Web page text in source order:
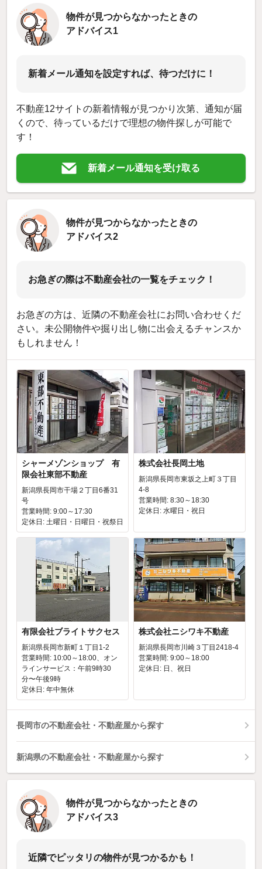
物件が見つからなかったときの
アドバイス1
新着メール通知を設定すれば、待つだけに！
不動産12サイトの新着情報が見つかり次第、通知が届
くので、待っているだけで理想の物件探しが可能で
す！
新着メール通知を受け取る
物件が見つからなかったときの
アドバイス2
お急ぎの際は不動産会社の一覧をチェック！
お急ぎの方は、近隣の不動産会社にお問い合わせくだ
さい。未公開物件や掘り出し物に出会えるチャンスか
もしれません！
シャーメゾンショップ 有
限会社東部不動産
新潟県長岡市干場２丁目6番31
号
営業時間: 9:00～17:30
定休日: 土曜日・日曜日・祝祭日
株式会社長岡土地
新潟県長岡市東坂之上町３丁目
4-8
営業時間: 8:30～18:30
定休日: 水曜日・祝日
有限会社ブライトサクセス
新潟県長岡市新町１丁目1-2
営業時間: 10:00～18:00、オン
ラインサービス：午前9時30
分〜午後9時
定休日: 年中無休
株式会社ニシワキ不動産
新潟県長岡市川崎３丁目2418-4
営業時間: 9:00～18:00
定休日: 日、祝日
長岡市の不動産会社・不動産屋から探す
新潟県の不動産会社・不動産屋から探す
物件が見つからなかったときの
アドバイス3
近隣でピッタリの物件が見つかるかも！